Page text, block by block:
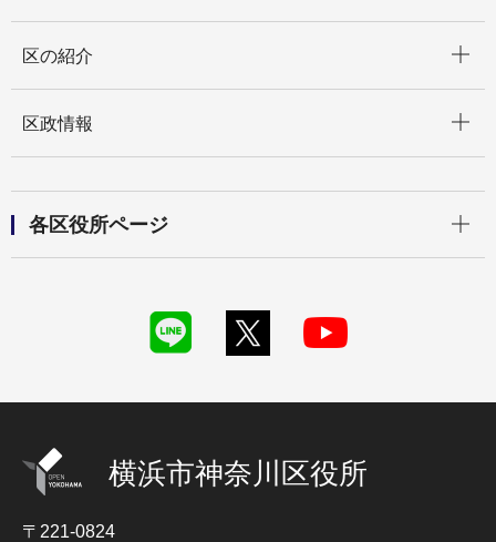
区の紹介
区政情報
各区役所ページ
横浜市神奈川区役所
〒221-0824